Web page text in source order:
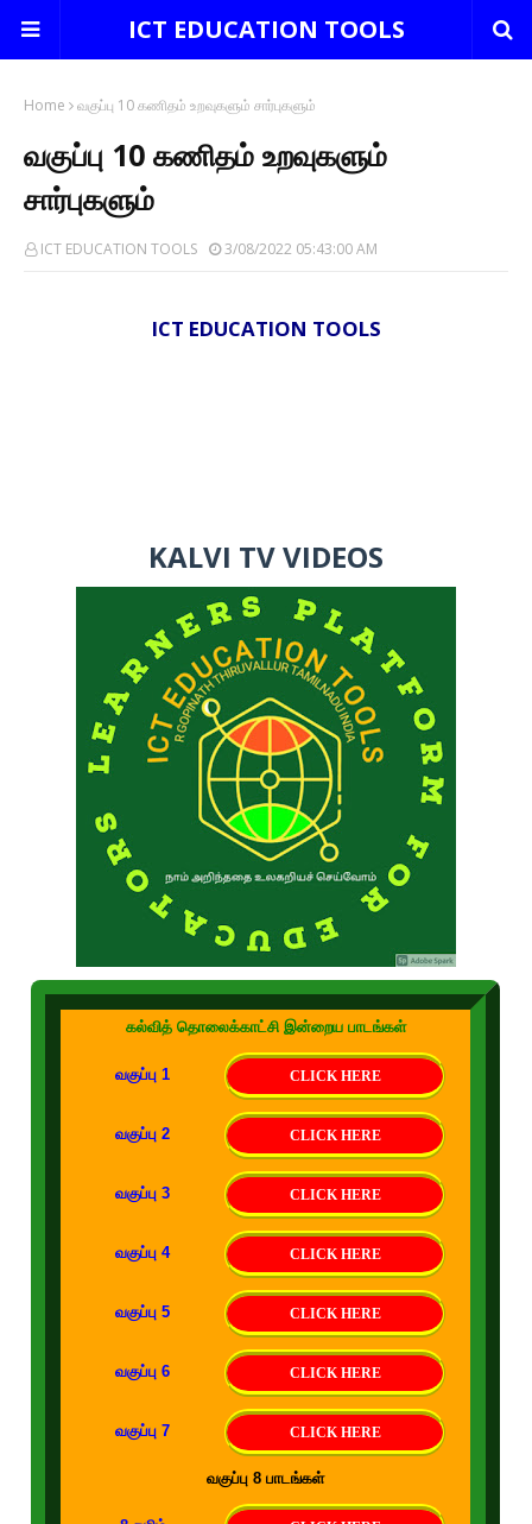
ICT EDUCATION TOOLS
Home வகுப்பு 10 கணிதம் உறவுகளும் சார்புகளும்
வகுப்பு 10 கணிதம் உறவுகளும்
சார்புகளும்
ICT EDUCATION TOOLS 3/08/2022 05:43:00 AM
ICT EDUCATION TOOLS
KALVI TV VIDEOS
கல்வித் தொலைக்காட்சி இன்றைய பாடங்கள்
வகுப்பு 1 CLICK HERE
வகுப்பு 2 CLICK HERE
வகுப்பு 3 CLICK HERE
வகுப்பு 4 CLICK HERE
வகுப்பு 5 CLICK HERE
வகுப்பு 6 CLICK HERE
வகுப்பு 7 CLICK HERE
வகுப்பு 8 பாடங்கள்